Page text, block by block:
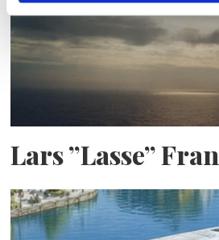
Lars ”Lasse”